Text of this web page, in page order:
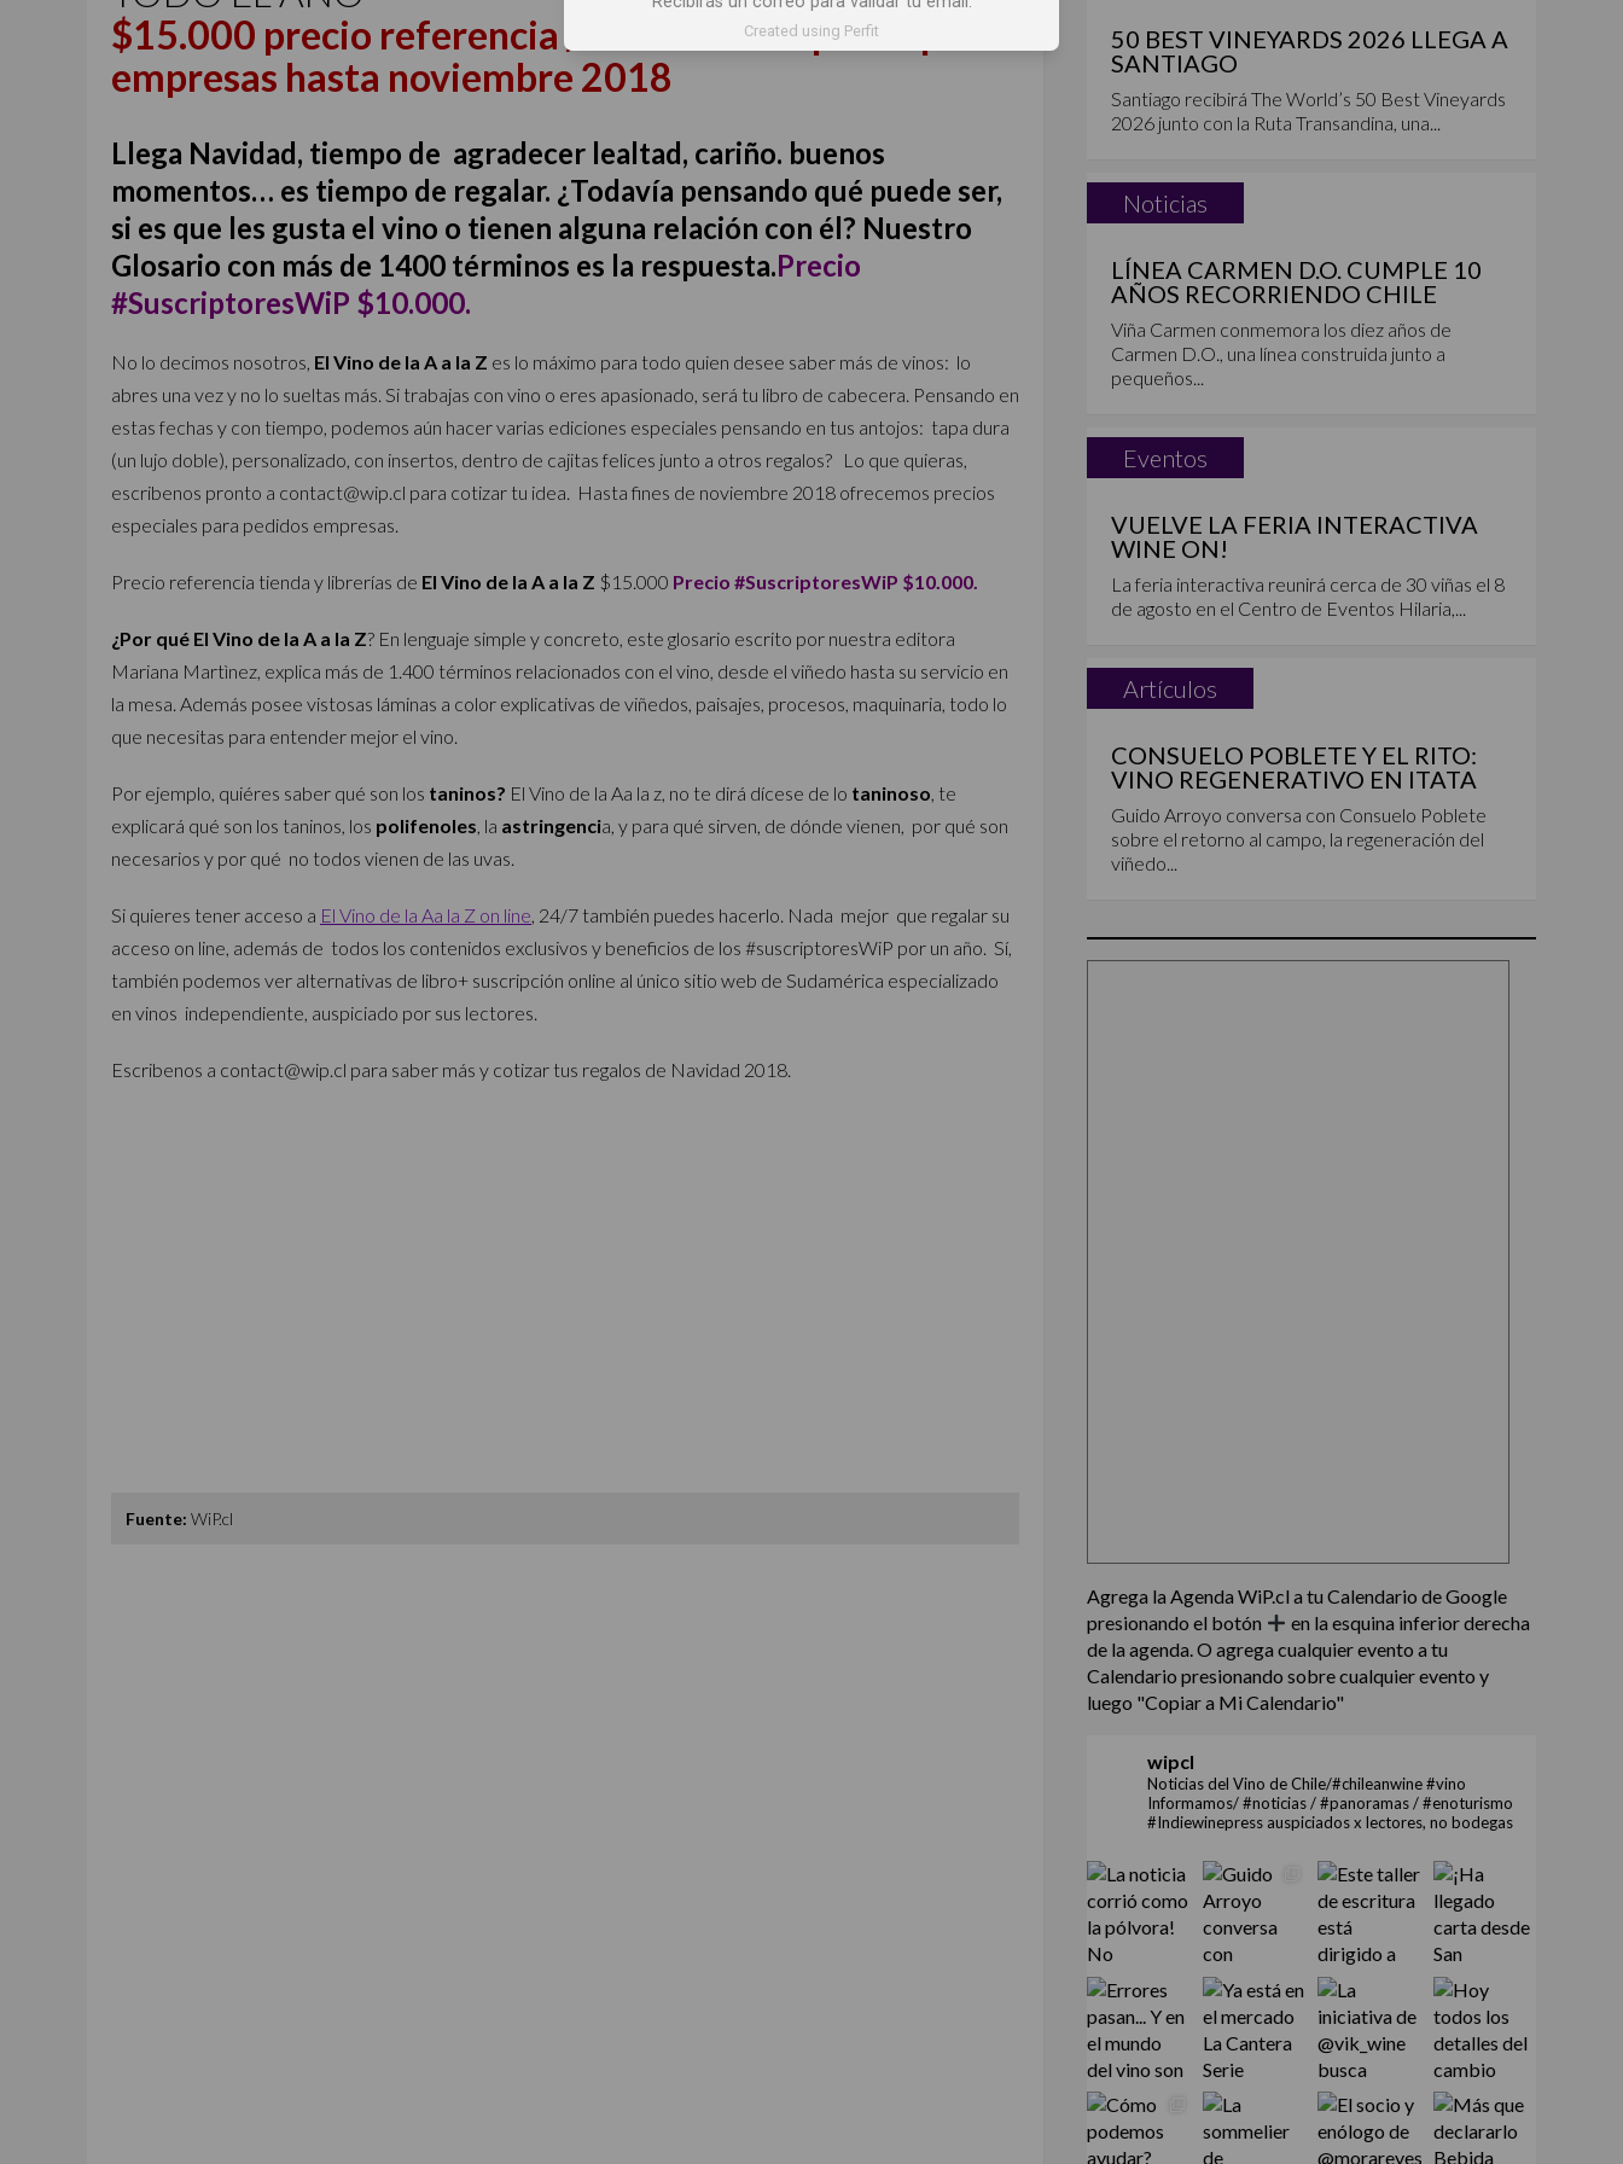
$15.000 precio referencia / descuento especial para
empresas hasta noviembre 2018
Llega Navidad, tiempo de agradecer lealtad, cariño. buenos
momentos… es tiempo de regalar. ¿Todavía pensando qué puede ser,
si es que les gusta el vino o tienen alguna relación con él? Nuestro
Glosario con más de 1400 términos es la respuesta.Precio
#SuscriptoresWiP $10.000.
No lo decimos nosotros, El Vino de la A a la Z es lo máximo para todo quien desee saber más de vinos: lo
abres una vez y no lo sueltas más. Si trabajas con vino o eres apasionado, será tu libro de cabecera. Pensando en
estas fechas y con tiempo, podemos aún hacer varias ediciones especiales pensando en tus antojos: tapa dura
(un lujo doble), personalizado, con insertos, dentro de cajitas felices junto a otros regalos? Lo que quieras,
escribenos pronto a contact@wip.cl para cotizar tu idea. Hasta fines de noviembre 2018 ofrecemos precios
especiales para pedidos empresas.
Precio referencia tienda y librerías de El Vino de la A a la Z $15.000 Precio #SuscriptoresWiP $10.000.
¿Por qué El Vino de la A a la Z? En lenguaje simple y concreto, este glosario escrito por nuestra editora
Mariana Martìnez, explica más de 1.400 términos relacionados con el vino, desde el viñedo hasta su servicio en
la mesa. Además posee vistosas láminas a color explicativas de viñedos, paisajes, procesos, maquinaria, todo lo
que necesitas para entender mejor el vino.
Por ejemplo, quiéres saber qué son los taninos? El Vino de la Aa la z, no te dirá dícese de lo taninoso, te
explicará qué son los taninos, los polifenoles, la astringencia, y para qué sirven, de dónde vienen, por qué son
necesarios y por qué no todos vienen de las uvas.
Si quieres tener acceso a El Vino de la Aa la Z on line, 24/7 también puedes hacerlo. Nada mejor que regalar su
acceso on line, además de todos los contenidos exclusivos y beneficios de los #suscriptoresWiP por un año. Sí,
también podemos ver alternativas de libro+ suscripción online al único sitio web de Sudamérica especializado
en vinos independiente, auspiciado por sus lectores.
Escribenos a contact@wip.cl para saber más y cotizar tus regalos de Navidad 2018.
Fuente: WiP.cl
50 BEST VINEYARDS 2026 LLEGA A
SANTIAGO
Santiago recibirá The World’s 50 Best Vineyards
2026 junto con la Ruta Transandina, una...
Noticias
LÍNEA CARMEN D.O. CUMPLE 10
AÑOS RECORRIENDO CHILE
Viña Carmen conmemora los diez años de
Carmen D.O., una línea construida junto a
pequeños...
Eventos
VUELVE LA FERIA INTERACTIVA
WINE ON!
La feria interactiva reunirá cerca de 30 viñas el 8
de agosto en el Centro de Eventos Hilaria,...
Artículos
CONSUELO POBLETE Y EL RITO:
VINO REGENERATIVO EN ITATA
Guido Arroyo conversa con Consuelo Poblete
sobre el retorno al campo, la regeneración del
viñedo...
Agrega la Agenda WiP.cl a tu Calendario de Google
presionando el botón
en la esquina inferior derecha
de la agenda. O agrega cualquier evento a tu
Calendario presionando sobre cualquier evento y
luego "Copiar a Mi Calendario"
wipcl
Noticias del Vino de Chile/#chileanwine #vino
Informamos/ #noticias / #panoramas / #enoturismo
#Indiewinepress auspiciados x lectores, no bodegas
Created using Perfit